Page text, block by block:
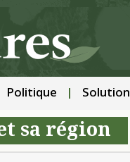
Politique Solution
sa région